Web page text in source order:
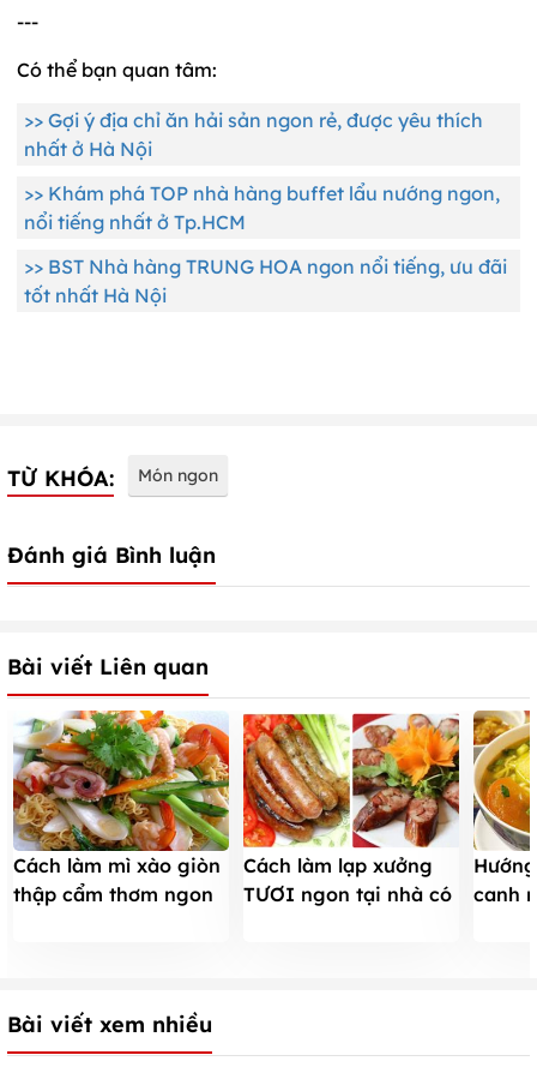
---
Có thể bạn quan tâm:
>> Gợi ý địa chỉ ăn hải sản ngon rẻ, được yêu thích
nhất ở Hà Nội
>> Khám phá TOP nhà hàng buffet lẩu nướng ngon,
nổi tiếng nhất ở Tp.HCM
>> BST Nhà hàng TRUNG HOA ngon nổi tiếng, ưu đãi
tốt nhất Hà Nội
TỪ KHÓA: Món ngon
Đánh giá Bình luận
Bài viết Liên quan
Cách làm mì xào giòn
thập cẩm thơm ngon
Cách làm lạp xưởng
TƯƠI ngon tại nhà có
canh
Bài viết xem nhiều